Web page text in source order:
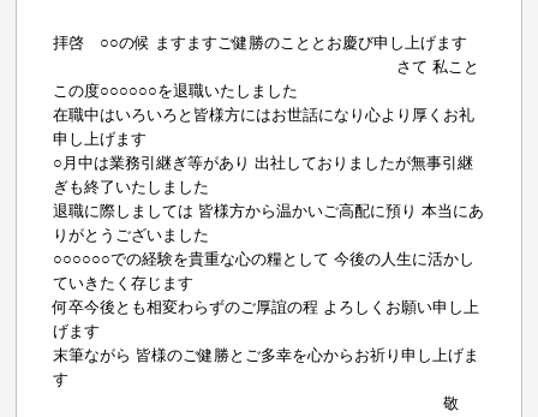
拝啓 ○○の候 ますますご健勝のこととお慶び申し上げます
さて 私こと
この度○○○○○○を退職いたしました
在職中はいろいろと皆様方にはお世話になり心より厚くお礼
申し上げます
○月中は業務引継ぎ等があり 出社しておりましたが無事引継
ぎも終了いたしました
退職に際しましては 皆様方から温かいご高配に預り 本当にあ
りがとうございました
○○○○○○での経験を貴重な心の糧として 今後の人生に活かし
ていきたく存じます
何卒今後とも相変わらずのご厚誼の程 よろしくお願い申し上
げます
末筆ながら 皆様のご健勝とご多幸を心からお祈り申し上げま
す
敬